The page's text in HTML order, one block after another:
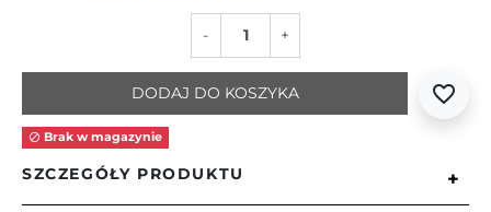
- +
DODAJ DO KOSZYKA favorite_border
 Brak w magazynie
SZCZEGÓŁY PRODUKTU +